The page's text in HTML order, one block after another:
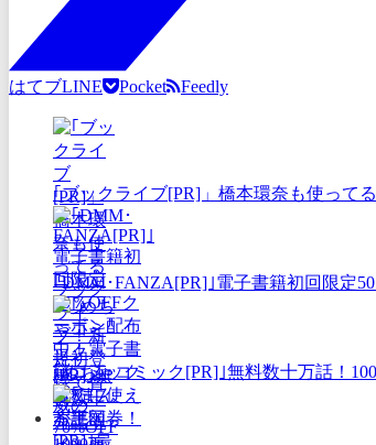
はてブLINE Pocket Feedly
｢ブックライブ[PR]」橋本環奈も使って
｢DMM･FANZA[PR]｣電子書籍初回限定
｢めちゃコミック[PR]｣無料数十万話！